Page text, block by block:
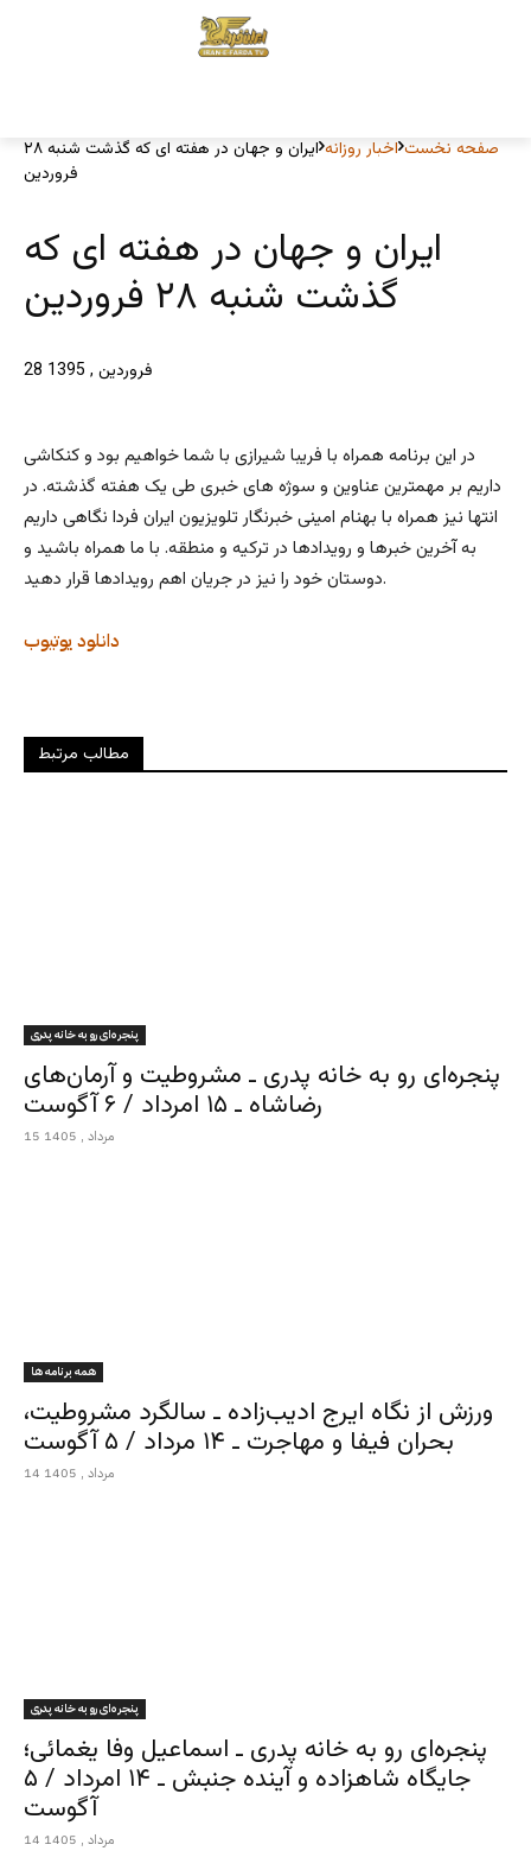
صفحه نخست اخبار روزانه
ایران و جهان در هفته ای که گذشت شنبه ۲۸
فروردین
ایران و جهان در هفته ای که
گذشت شنبه ۲۸ فروردین
28 فروردین , 1395
در این برنامه همراه با فریبا شیرازی با شما خواهیم بود و کنکاشی
داریم بر مهمترین عناوین و سوژه های خبری طی یک هفته گذشته. در
انتها نیز همراه با بهنام امینی خبرنگار تلویزیون ایران فردا نگاهی داریم
به آخرین خبرها و رویدادها در ترکیه و منطقه. با ما همراه باشید و
دوستان خود را نیز در جریان اهم رویدادها قرار دهید.
یوتیوب دانلود
مطالب مرتبط
پنجره‌ای رو به خانه پدری
پنجره‌ای رو به خانه پدری ـ مشروطیت و آرمان‌های
رضاشاه ـ ۱۵ امرداد / ۶ آگوست
15 مرداد , 1405
همه برنامه ها
ورزش از نگاه ایرج ادیب‌زاده ـ سالگرد مشروطیت،
بحران فیفا و مهاجرت ـ ۱۴ مرداد / ۵ آگوست
14 مرداد , 1405
پنجره‌ای رو به خانه پدری
پنجره‌ای رو به خانه پدری ـ اسماعیل وفا یغمائی؛
جایگاه شاهزاده و آینده جنبش ـ ۱۴ امرداد / ۵
آگوست
14 مرداد , 1405